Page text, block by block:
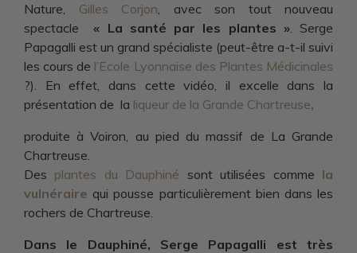
Nature, Gilles Corjon, avec son tout nouveau
spectacle« La santé par les plantes ». Serge
Papagalli est un grand spécialiste (peut-être a-t-il suivi
les cours de l’Ecole Lyonnaise des Plantes Médicinales
?). En effet, dans cette vidéo, il excelle dans la
présentation de la liqueur de la Grande Chartreuse,
produite à Voiron, au pied du massif de La Grande
Chartreuse.
Des plantes du Dauphiné sont utilisées comme la
vulnéraire qui pousse particulièrement bien dans les
rochers de Chartreuse.
Dans le Dauphiné, Serge Papagalli est très